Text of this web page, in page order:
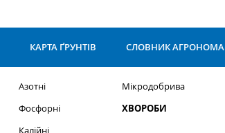
КАРТА ҐРУНТІВ СЛОВНИК АГРОНОМА
Азотні
Фосфорні
Мікродобрива
ХВОРОБИ